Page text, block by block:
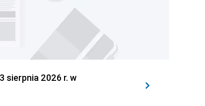
sierpnia 2026 r. w